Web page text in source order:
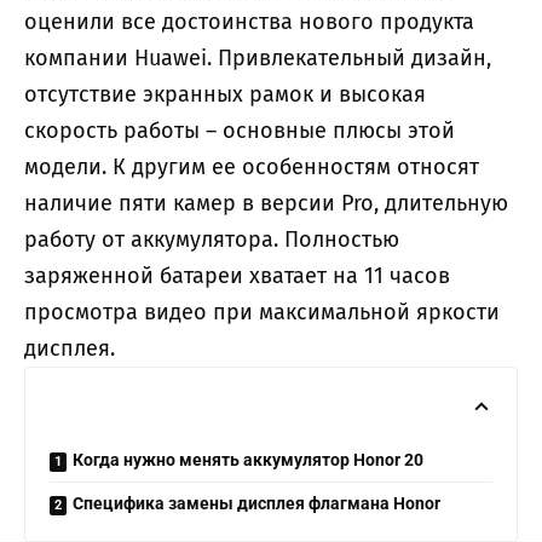
оценили все достоинства нового продукта
компании Huawei. Привлекательный дизайн,
отсутствие экранных рамок и высокая
скорость работы – основные плюсы этой
модели. К другим ее особенностям относят
наличие пяти камер в версии Pro, длительную
работу от аккумулятора. Полностью
заряженной батареи хватает на 11 часов
просмотра видео при максимальной яркости
дисплея.
Когда нужно менять аккумулятор Honor 20
Специфика замены дисплея флагмана Honor